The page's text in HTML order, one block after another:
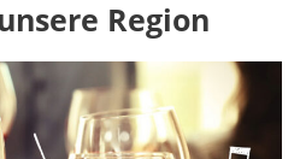
Region